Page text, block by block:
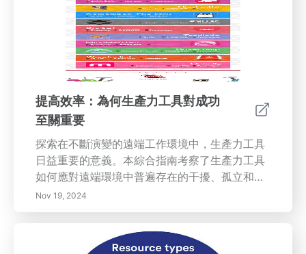
了將正念融入您日常生活各個方面的見解和方
法。今天就開始您的正念冥想之旅，提升精神清
晰度、情感平衡和身體健康！
提高效率：為何生產力工具對成功
至關重要
探索在不斷演變的遠端工作環境中，生產力工具
日益重要的意義。本綜合指南考察了生產力工具
如何應對遠端環境中普遍存在的干擾、孤立和時
間管理等挑戰。發現這些工具提供的多種功能，
從專案管理到精簡溝通，增強團隊成員間的協
管理、提高專注力、更好的目標設定和任務自動
Nov 19, 2024